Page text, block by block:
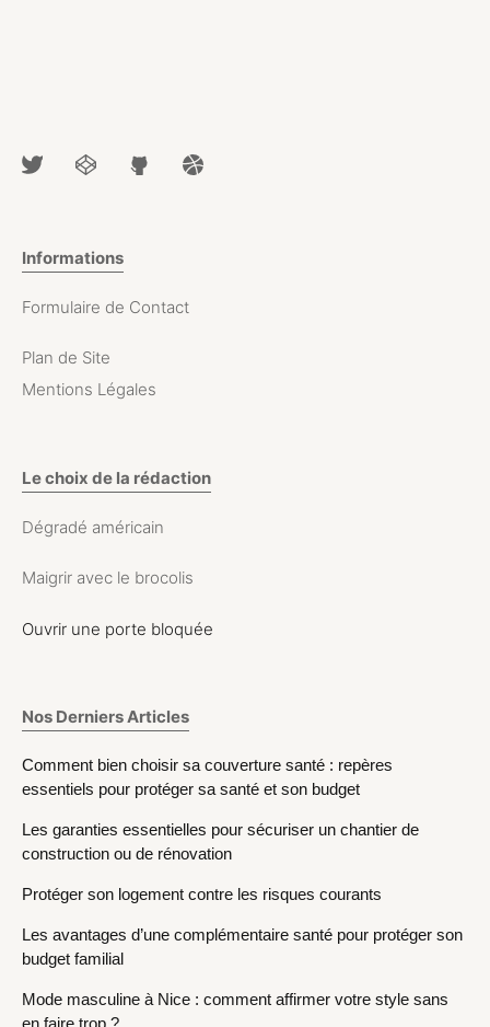
Informations
Formulaire de Contact
Plan de Site
Mentions Légales
Le choix de la rédaction
Dégradé américain
Maigrir avec le brocolis
Ouvrir une porte bloquée
Nos Derniers Articles
Comment bien choisir sa couverture santé : repères
essentiels pour protéger sa santé et son budget
Les garanties essentielles pour sécuriser un chantier de
construction ou de rénovation
Protéger son logement contre les risques courants
Les avantages d’une complémentaire santé pour protéger son
budget familial
Mode masculine à Nice : comment affirmer votre style sans